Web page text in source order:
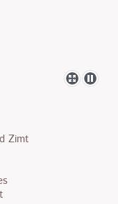
Zimt